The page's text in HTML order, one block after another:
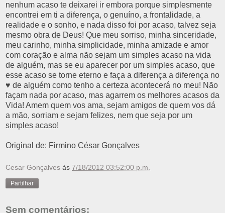
nenhum acaso te deixarei ir embora porque simplesmente
encontrei em ti a diferença, o genuíno, a frontalidade, a
realidade e o sonho, e nada disso foi por acaso, talvez seja
mesmo obra de Deus! Que meu sorriso, minha sinceridade,
meu carinho, minha simplicidade, minha amizade e amor
com coração e alma não sejam um simples acaso na vida
de alguém, mas se eu aparecer por um simples acaso, que
esse acaso se torne eterno e faça a diferença a diferença no
♥ de alguém como tenho a certeza acontecerá no meu! Não
façam nada por acaso, mas agarrem os melhores acasos da
Vida! Amem quem vos ama, sejam amigos de quem vos dá
a mão, sorriam e sejam felizes, nem que seja por um
simples acaso!
Original de: Firmino César Gonçalves
Cesar Gonçalves às 7/18/2012 03:52:00 p.m.
Partilhar
Sem comentários: